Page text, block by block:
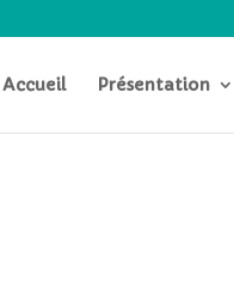
Accueil Présentation